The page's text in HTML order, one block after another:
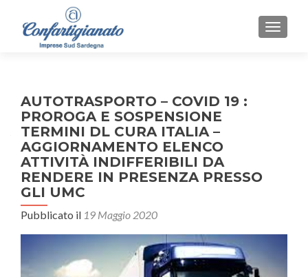
AUTOTRASPORTO – COVID 19 :
PROROGA E SOSPENSIONE
TERMINI DL CURA ITALIA –
AGGIORNAMENTO ELENCO
ATTIVITÀ INDIFFERIBILI DA
RENDERE IN PRESENZA PRESSO
GLI UMC
Pubblicato il 19 Maggio 2020